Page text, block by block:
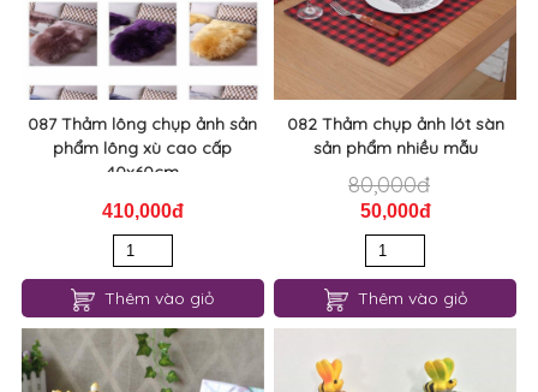
087 Thảm lông chụp ảnh sản
phẩm lông xù cao cấp
40x60cm
410,000đ
Thêm vào giỏ
082 Thảm chụp ảnh lót sàn
sản phẩm nhiều mẫu
80,000đ
50,000đ
Thêm vào giỏ